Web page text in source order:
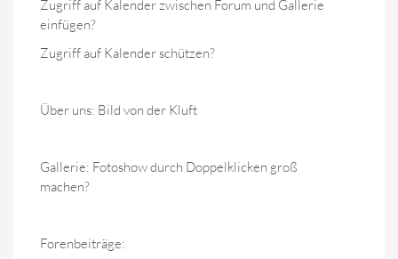
Zugriff auf Kalender zwischen Forum und Gallerie
einfügen?
Zugriff auf Kalender schützen?
Über uns: Bild von der Kluft
Gallerie: Fotoshow durch Doppelklicken groß
machen?
Forenbeiträge: